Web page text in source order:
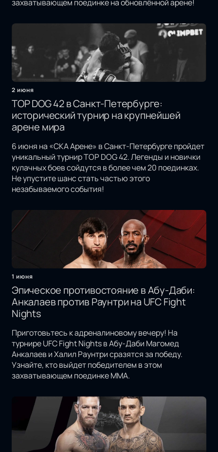
захватывающем поединке на обновлённой арене!
2 июня
TOP DOG 42 в Санкт-Петербурге:
исторический турнир на крупнейшей
арене мира
6 июня на «СКА Арене» в Санкт-Петербурге пройдет
уникальный турнир TOP DOG 42. Легенды и новички
кулачных боев сойдутся в более чем 20 поединках.
Не упустите шанс стать частью этого
незабываемого события!
1 июня
Эпическое противостояние в Абу-Даби:
Анкалаев против Раунтри на UFC Fight
Nights
Приготовьтесь к адреналиновому вечеру! На
турнире UFC Fight Nights в Абу-Даби Магомед
Анкалаев и Халил Раунтри сразятся за победу.
Узнайте, кто выйдет победителем в этом
захватывающем поединке MMA.